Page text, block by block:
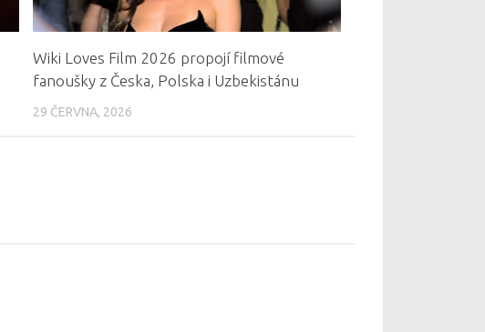
Wiki Loves Film 2026 propojí filmové
fanoušky z Česka, Polska i Uzbekistánu
29 ČERVNA, 2026